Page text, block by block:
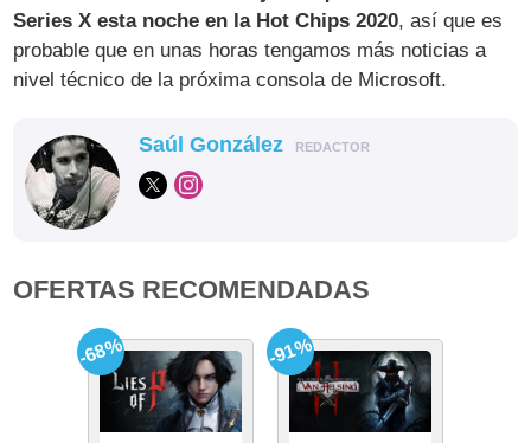
Series X esta noche en la Hot Chips 2020, así que es
probable que en unas horas tengamos más noticias a
nivel técnico de la próxima consola de Microsoft.
Saúl González REDACTOR
OFERTAS RECOMENDADAS
-68% -91%